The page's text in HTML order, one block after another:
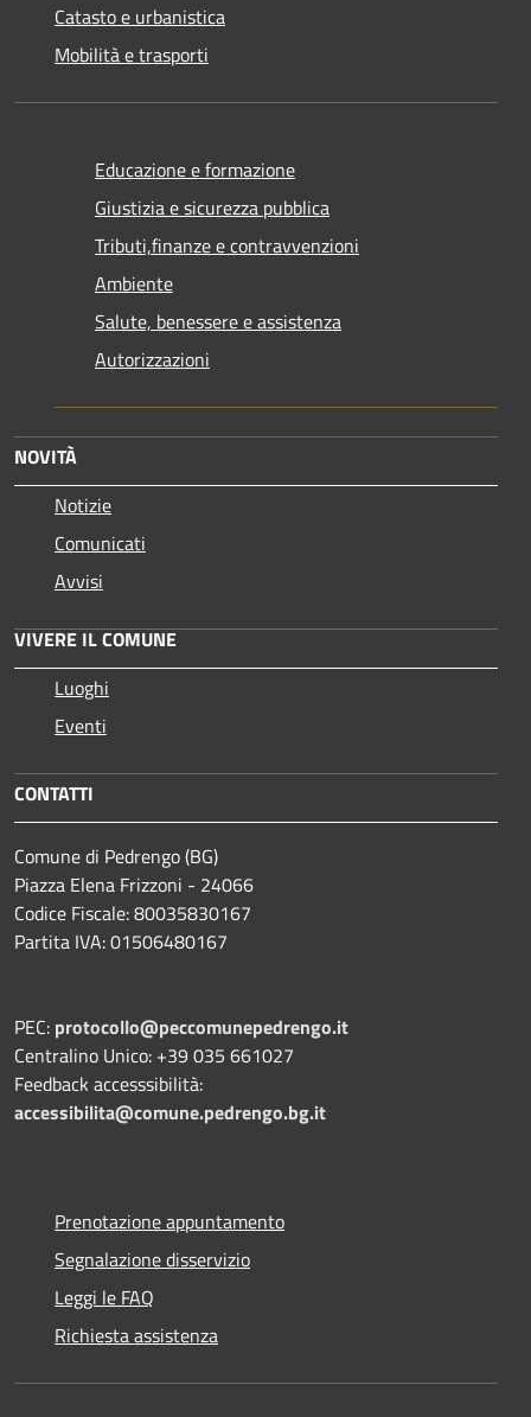
Catasto e urbanistica
Mobilità e trasporti
Educazione e formazione
Giustizia e sicurezza pubblica
Tributi,finanze e contravvenzioni
Ambiente
Salute, benessere e assistenza
Autorizzazioni
NOVITÀ
Notizie
Comunicati
Avvisi
VIVERE IL COMUNE
Luoghi
Eventi
CONTATTI
Comune di Pedrengo (BG)
Piazza Elena Frizzoni - 24066
Codice Fiscale: 80035830167
Partita IVA: 01506480167
PEC: protocollo@peccomunepedrengo.it
Centralino Unico: +39 035 661027
Feedback accesssibilità:
accessibilita@comune.pedrengo.bg.it
Prenotazione appuntamento
Segnalazione disservizio
Leggi le FAQ
Richiesta assistenza